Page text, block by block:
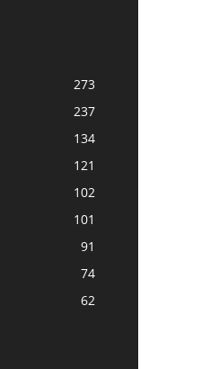
273
237
134
121
102
101
91
74
62